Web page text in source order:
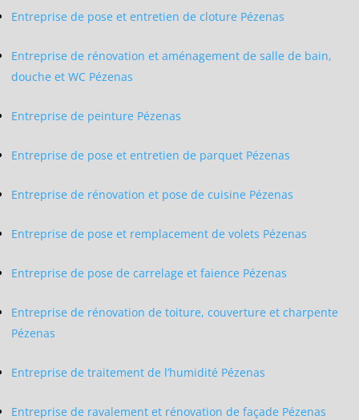
Entreprise de pose et entretien de cloture Pézenas
Entreprise de rénovation et aménagement de salle de bain,
douche et WC Pézenas
Entreprise de peinture Pézenas
Entreprise de pose et entretien de parquet Pézenas
Entreprise de rénovation et pose de cuisine Pézenas
Entreprise de pose et remplacement de volets Pézenas
Entreprise de pose de carrelage et faience Pézenas
Entreprise de rénovation de toiture, couverture et charpente
Pézenas
Entreprise de traitement de l’humidité Pézenas
Entreprise de ravalement et rénovation de façade Pézenas